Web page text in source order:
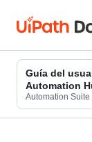
Guía del
Automation
Automation Suite